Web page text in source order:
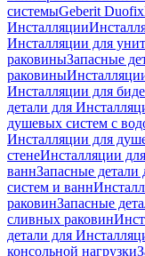
системыGeberit Duofix
Инсталляции
Инсталляции для
раковиныЗапасные
раковины
Инсталляции для биде
детали для
душевых систем с
Инсталляции для
стенеИнсталляции
ваннЗапасные
систем и ванн
раковинЗапасные
сливных раковин
детали для
консольной нагрузки